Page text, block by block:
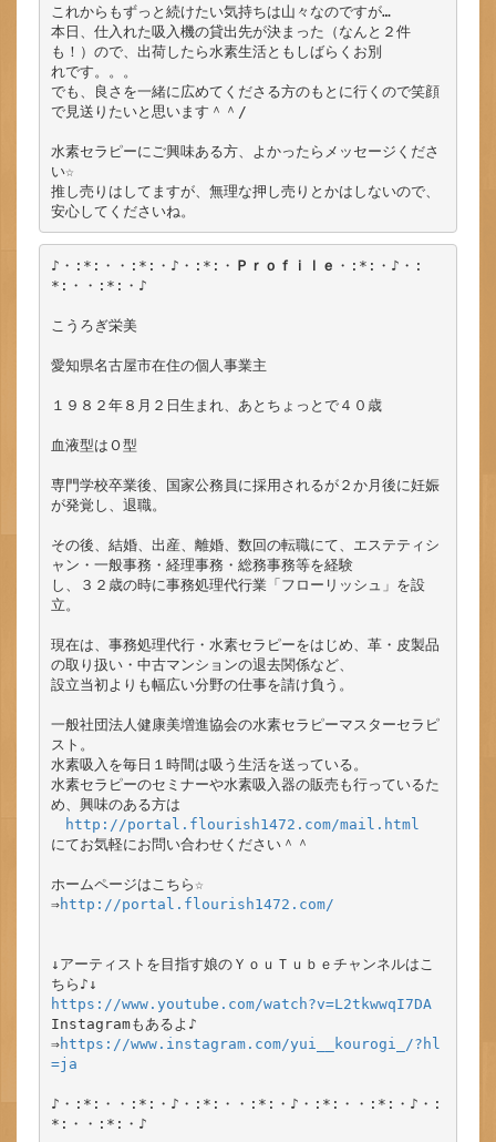
これからもずっと続けたい気持ちは山々なのですが…
本日、仕入れた吸入機の貸出先が決まった（なんと２件
も！）ので、出荷したら水素生活ともしばらくお別
れです。。。
でも、良さを一緒に広めてくださる方のもとに行くので笑顔
で見送りたいと思います＾＾/
水素セラピーにご興味ある方、よかったらメッセージくださ
い☆
推し売りはしてますが、無理な押し売りとかはしないので、
安心してくださいね。
♪・:*:・・:*:・♪・:*:・ Ｐｒｏｆｉｌｅ ・:*:・♪・:
*:・・:*:・♪
こうろぎ栄美
愛知県名古屋市在住の個人事業主
１９８２年８月２日生まれ、あとちょっとで４０歳
血液型はＯ型
専門学校卒業後、国家公務員に採用されるが２か月後に妊娠
が発覚し、退職。
その後、結婚、出産、離婚、数回の転職にて、エステティシ
ャン・一般事務・経理事務・総務事務等を経験
し、３２歳の時に事務処理代行業「フローリッシュ」を設
立。
現在は、事務処理代行・水素セラピーをはじめ、革・皮製品
の取り扱い・中古マンションの退去関係など、
設立当初よりも幅広い分野の仕事を請け負う。
一般社団法人健康美増進協会の水素セラピーマスターセラピ
スト。
水素吸入を毎日１時間は吸う生活を送っている。
水素セラピーのセミナーや水素吸入器の販売も行っているた
め、興味のある方は
http://portal.flourish1472.com/mail.html
にてお気軽にお問い合わせください＾＾
ホームページはこちら☆
⇒http://portal.flourish1472.com/
↓アーティストを目指す娘のＹｏｕＴｕｂｅチャンネルはこ
https://www.youtube.com/watch?v=L2tkwwqI7DA
Instagramもあるよ♪
⇒https://www.instagram.com/yui__kourogi_/?hl
=ja
♪・:*:・・:*:・♪・:*:・・:*:・♪・:*:・・:*:・♪・:
*:・・:*:・♪